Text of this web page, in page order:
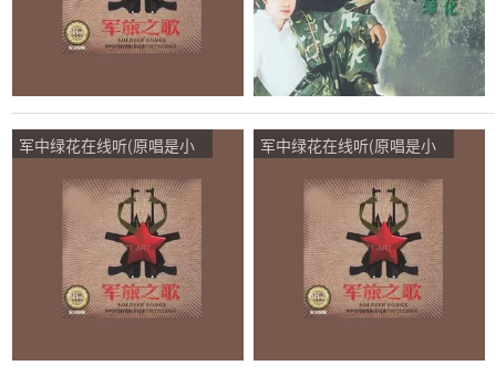
军中绿花在线听(原唱是小
播:188次
军中绿花在线听(原唱是小